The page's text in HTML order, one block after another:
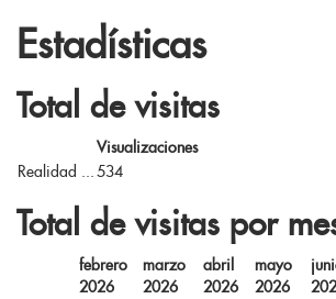
Estadísticas
Total de visitas
Visualizaciones
Realidad ...
534
Total de visitas por
febrero
2026
marzo
2026
abril
2026
mayo
2026